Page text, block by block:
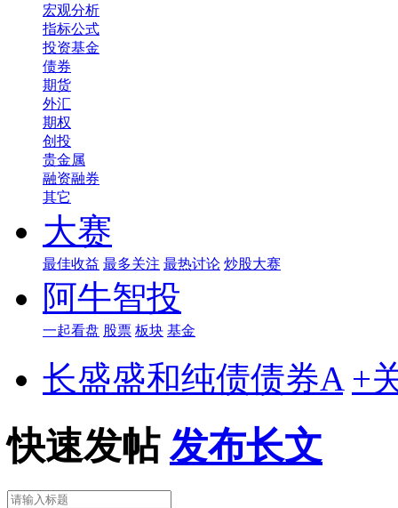
宏观分析
指标公式
投资基金
债券
期货
外汇
期权
创投
贵金属
融资融券
其它
大赛
最佳收益 最多关注 最热讨论 炒股大赛
阿牛智投
一起看盘 股票 板块 基金
长盛盛和纯债债券A +
快速发帖 发布长文